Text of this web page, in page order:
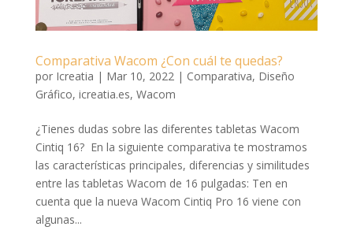
Comparativa Wacom ¿Con cuál te quedas?
por Icreatia | Mar 10, 2022| Comparativa, Diseño
Gráfico, icreatia.es, Wacom
¿Tienes dudas sobre las diferentes tabletas Wacom
Cintiq 16? En la siguiente comparativa te mostramos
las características principales, diferencias y similitudes
entre las tabletas Wacom de 16 pulgadas: Ten en
cuenta que la nueva Wacom Cintiq Pro 16 viene con
algunas...